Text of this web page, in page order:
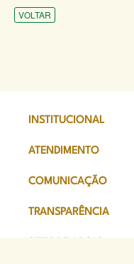
VOLTAR
INSTITUCIONAL
ATENDIMENTO
COMUNICAÇÃO
TRANSPARÊNCIA